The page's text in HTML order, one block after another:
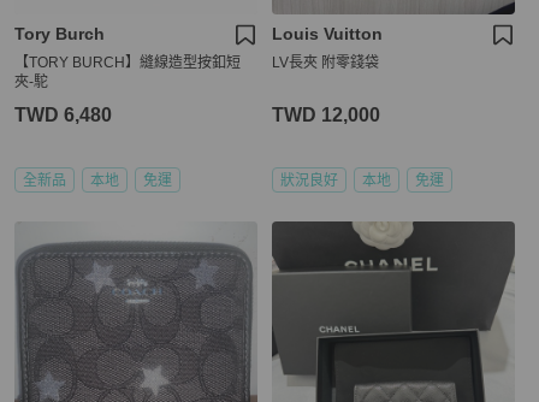
Tory Burch
【TORY BURCH】縫線造型按釦短
夾-駝
TWD 6,480
全新品 本地 免運
Louis Vuitton
LV長夾 附零錢袋
TWD 12,000
狀況良好 本地 免運